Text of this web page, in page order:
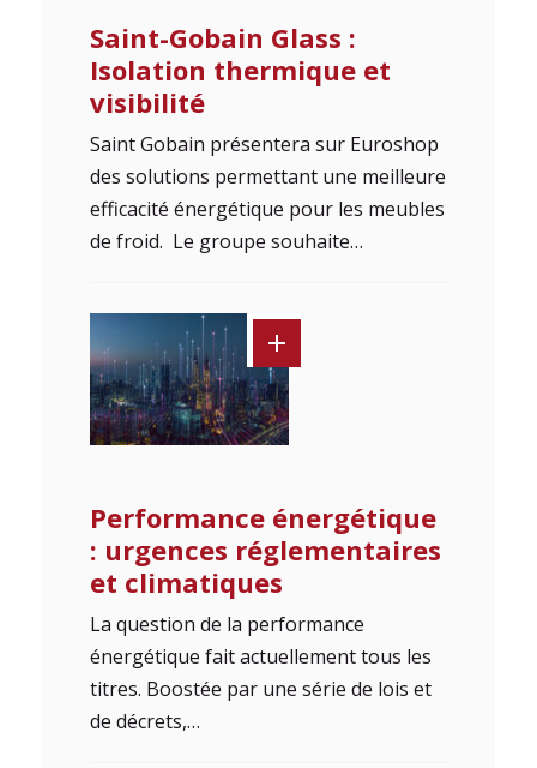
Saint-Gobain Glass :
Isolation thermique et
visibilité
Saint Gobain présentera sur Euroshop
des solutions permettant une meilleure
efficacité énergétique pour les meubles
de froid. Le groupe souhaite…
Performance énergétique
: urgences réglementaires
et climatiques
La question de la performance
énergétique fait actuellement tous les
titres. Boostée par une série de lois et
de décrets,…